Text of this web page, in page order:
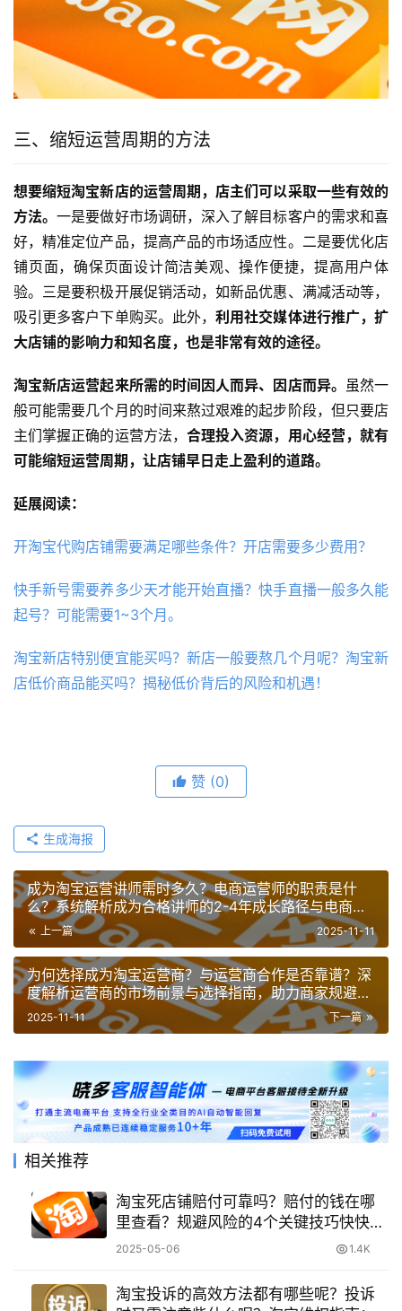
三、缩短运营周期的方法
想要缩短淘宝新店的运营周期，店主们可以采取一些有效的
方法。一是要做好市场调研，深入了解目标客户的需求和喜
好，精准定位产品，提高产品的市场适应性。二是要优化店
铺页面，确保页面设计简洁美观、操作便捷，提高用户体
验。三是要积极开展促销活动，如新品优惠、满减活动等，
吸引更多客户下单购买。此外，利用社交媒体进行推广，扩
大店铺的影响力和知名度，也是非常有效的途径。
淘宝新店运营起来所需的时间因人而异、因店而异。 虽然一
般可能需要几个月的时间来熬过艰难的起步阶段，但只要店
主们掌握正确的运营方法， 合理投入资源，用心经营，就有
可能缩短运营周期，让店铺早日走上盈利的道路。
延展阅读：
开淘宝代购店铺需要满足哪些条件？开店需要多少费用？
快手新号需要养多少天才能开始直播？快手直播一般多久能
起号？可能需要1~3个月。
淘宝新店特别便宜能买吗？新店一般要熬几个月呢？淘宝新
店低价商品能买吗？揭秘低价背后的风险和机遇！
赞 (0)
生成海报
成为淘宝运营讲师需时多久？电商运营师的职责是什
么？系统解析成为合格讲师的2-4年成长路径与电商运
营师四大核心职责！
上一篇 2025-11-11
为何选择成为淘宝运营商？与运营商合作是否靠谱？深
度解析运营商的市场前景与选择指南，助力商家规避风
险、把握电商机遇！
下一篇
2025-11-11
相关推荐
淘宝死店铺赔付可靠吗？赔付的钱在哪
里查看？规避风险的4个关键技巧快快收
藏！
2025-05-06 1.4K
淘宝投诉的高效方法都有哪些呢？投诉